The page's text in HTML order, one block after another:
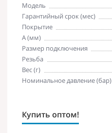
Модель
Гарантийный срок (мес)
Покрытие
A (мм)
Размер подключения
Резьба
Вес (г)
Номинальное давление (бар)
Купить оптом!